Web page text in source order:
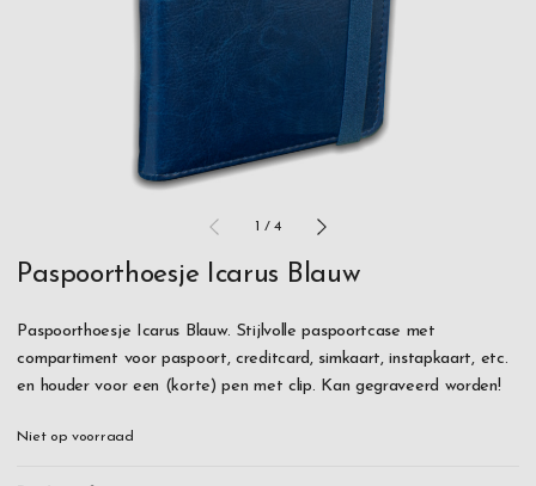
1 /4
Paspoorthoesje Icarus Blauw
Paspoorthoesje Icarus Blauw. Stijlvolle paspoortcase met
compartiment voor paspoort, creditcard, simkaart, instapkaart, etc.
en houder voor een (korte) pen met clip. Kan gegraveerd worden!
Niet op voorraad